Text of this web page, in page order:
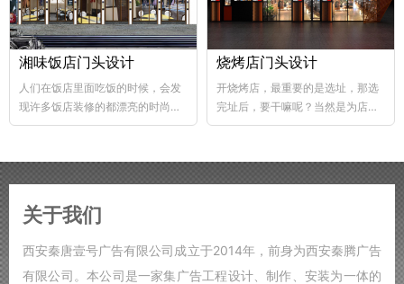
湘味饭店门头设计
人们在饭店里面吃饭的时候，会发
现许多饭店装修的都漂亮的时尚，
好的饭店装修，也能够...
烧烤店门头设计
开烧烤店，最重要的是选址，那选
完址后，要干嘛呢？当然是为店铺
装修了，要知道烧烤店的装修...
关于我们
西安秦唐壹号广告有限公司成立于2014年，前身为西安秦腾广告
有限公司。本公司是一家集广告工程设计、制作、安装为一体的